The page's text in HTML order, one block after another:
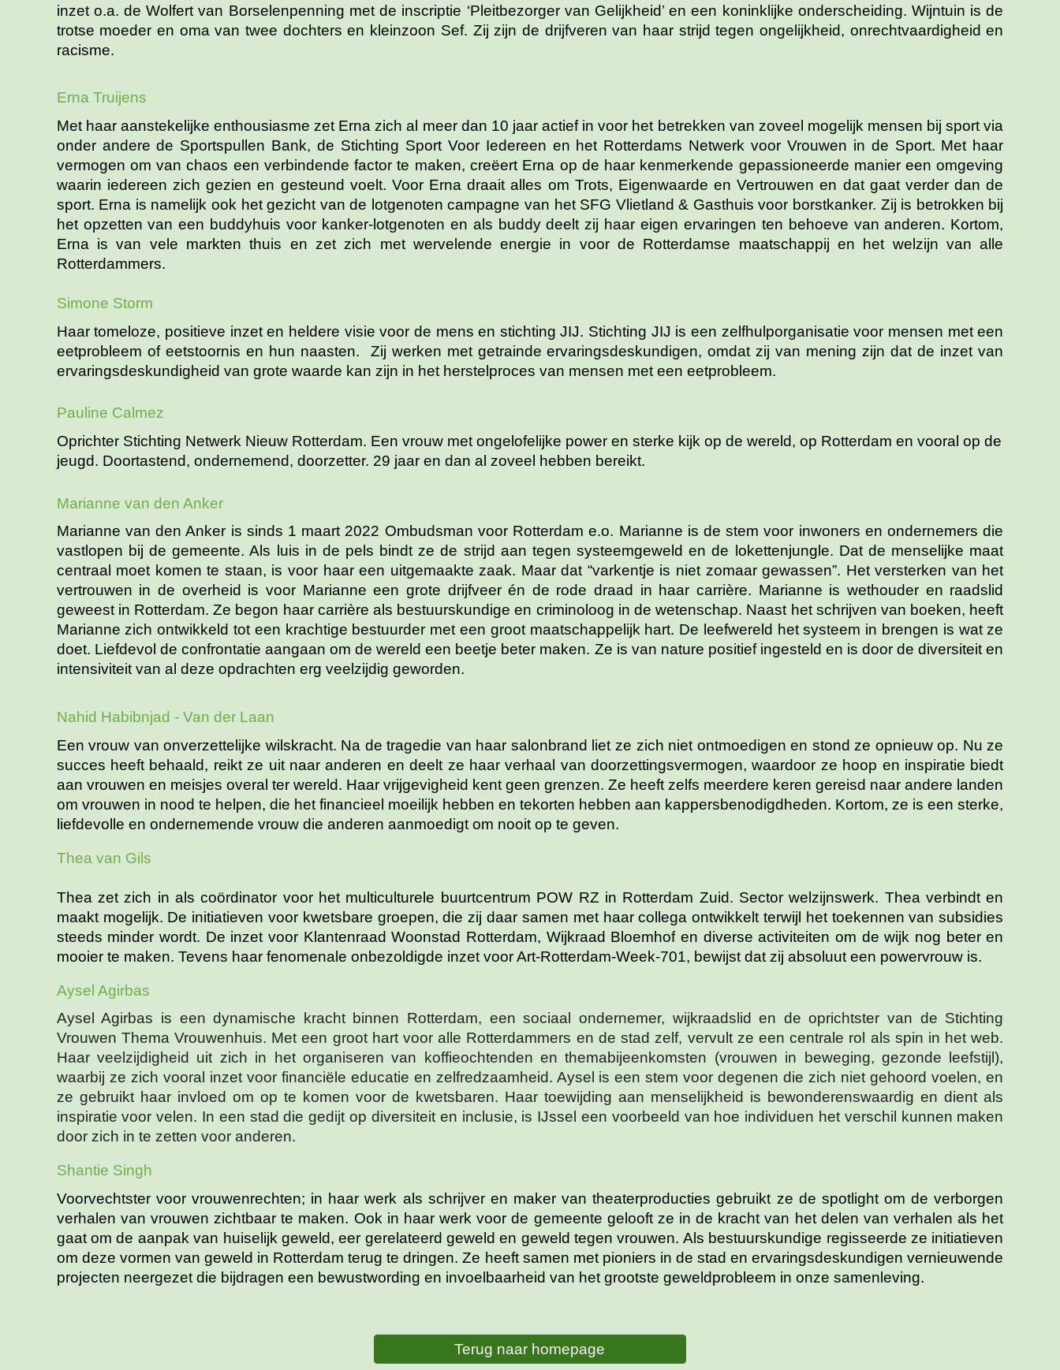
inzet o.a. de Wolfert van Borselenpenning met de inscriptie ‘Pleitbezorger van Gelijkheid’ en een koninklijke onderscheiding. Wijntuin is de
trotse moeder en oma van twee dochters en kleinzoon Sef. Zij zijn de drijfveren van haar strijd tegen ongelijkheid, onrechtvaardigheid en
racisme.
Erna Truijens
Met haar aanstekelijke enthousiasme zet Erna zich al meer dan 10 jaar actief in voor het betrekken van zoveel mogelijk mensen bij sport via
onder andere de Sportspullen Bank, de Stichting Sport Voor Iedereen en het Rotterdams Netwerk voor Vrouwen in de Sport. Met haar
vermogen om van chaos een verbindende factor te maken, creëert Erna op de haar kenmerkende gepassioneerde manier een omgeving
waarin iedereen zich gezien en gesteund voelt. Voor Erna draait alles om Trots, Eigenwaarde en Vertrouwen en dat gaat verder dan de
sport. Erna is namelijk ook het gezicht van de lotgenoten campagne van het SFG Vlietland & Gasthuis voor borstkanker. Zij is betrokken bij
het opzetten van een buddyhuis voor kanker-lotgenoten en als buddy deelt zij haar eigen ervaringen ten behoeve van anderen. Kortom,
Erna is van vele markten thuis en zet zich met wervelende energie in voor de Rotterdamse maatschappij en het welzijn van alle
Rotterdammers.
Simone Storm
Haar tomeloze, positieve inzet en heldere visie voor de mens en stichting JIJ. Stichting JIJ is een zelfhulporganisatie voor mensen met een
eetprobleem of eetstoornis en hun naasten. Zij werken met getrainde ervaringsdeskundigen, omdat zij van mening zijn dat de inzet van
ervaringsdeskundigheid van grote waarde kan zijn in het herstelproces van mensen met een eetprobleem.
Pauline Calmez
Oprichter Stichting Netwerk Nieuw Rotterdam. Een vrouw met ongelofelijke power en sterke kijk op de wereld, op Rotterdam en vooral op de
jeugd. Doortastend, ondernemend, doorzetter. 29 jaar en dan al zoveel hebben bereikt.
Marianne van den Anker
Marianne van den Anker is sinds 1 maart 2022 Ombudsman voor Rotterdam e.o. Marianne is de stem voor inwoners en ondernemers die
vastlopen bij de gemeente. Als luis in de pels bindt ze de strijd aan tegen systeemgeweld en de lokettenjungle. Dat de menselijke maat
centraal moet komen te staan, is voor haar een uitgemaakte zaak. Maar dat “varkentje is niet zomaar gewassen”. Het versterken van het
vertrouwen in de overheid is voor Marianne een grote drijfveer én de rode draad in haar carrière. Marianne is wethouder en raadslid
geweest in Rotterdam. Ze begon haar carrière als bestuurskundige en criminoloog in de wetenschap. Naast het schrijven van boeken, heeft
Marianne zich ontwikkeld tot een krachtige bestuurder met een groot maatschappelijk hart. De leefwereld het systeem in brengen is wat ze
doet. Liefdevol de confrontatie aangaan om de wereld een beetje beter maken. Ze is van nature positief ingesteld en is door de diversiteit en
intensiviteit van al deze opdrachten erg veelzijdig geworden.
Nahid Habibnjad - Van der Laan
Een vrouw van onverzettelijke wilskracht. Na de tragedie van haar salonbrand liet ze zich niet ontmoedigen en stond ze opnieuw op. Nu ze
succes heeft behaald, reikt ze uit naar anderen en deelt ze haar verhaal van doorzettingsvermogen, waardoor ze hoop en inspiratie biedt
aan vrouwen en meisjes overal ter wereld. Haar vrijgevigheid kent geen grenzen. Ze heeft zelfs meerdere keren gereisd naar andere landen
om vrouwen in nood te helpen, die het financieel moeilijk hebben en tekorten hebben aan kappersbenodigdheden. Kortom, ze is een sterke,
liefdevolle en ondernemende vrouw die anderen aanmoedigt om nooit op te geven.
Thea van Gils
Thea zet zich in als coördinator voor het multiculturele buurtcentrum POW RZ in Rotterdam Zuid. Sector welzijnswerk. Thea verbindt en
maakt mogelijk. De initiatieven voor kwetsbare groepen, die zij daar samen met haar collega ontwikkelt terwijl het toekennen van subsidies
steeds minder wordt. De inzet voor Klantenraad Woonstad Rotterdam, Wijkraad Bloemhof en diverse activiteiten om de wijk nog beter en
mooier te maken. Tevens haar fenomenale onbezoldigde inzet voor Art-Rotterdam-Week-701, bewijst dat zij absoluut een powervrouw is.
Aysel Agirbas
Aysel Agirbas is een dynamische kracht binnen Rotterdam, een sociaal ondernemer, wijkraadslid en de oprichtster van de Stichting
Vrouwen Thema Vrouwenhuis. Met een groot hart voor alle Rotterdammers en de stad zelf, vervult ze een centrale rol als spin in het web.
Haar veelzijdigheid uit zich in het organiseren van koffieochtenden en themabijeenkomsten (vrouwen in beweging, gezonde leefstijl),
waarbij ze zich vooral inzet voor financiële educatie en zelfredzaamheid. Aysel is een stem voor degenen die zich niet gehoord voelen, en
ze gebruikt haar invloed om op te komen voor de kwetsbaren. Haar toewijding aan menselijkheid is bewonderenswaardig en dient als
inspiratie voor velen. In een stad die gedijt op diversiteit en inclusie, is IJssel een voorbeeld van hoe individuen het verschil kunnen maken
door zich in te zetten voor anderen.
Shantie Singh
Voorvechtster voor vrouwenrechten; in haar werk als schrijver en maker van theaterproducties gebruikt ze de spotlight om de verborgen
verhalen van vrouwen zichtbaar te maken. Ook in haar werk voor de gemeente gelooft ze in de kracht van het delen van verhalen als het
gaat om de aanpak van huiselijk geweld, eer gerelateerd geweld en geweld tegen vrouwen. Als bestuurskundige regisseerde ze initiatieven
om deze vormen van geweld in Rotterdam terug te dringen. Ze heeft samen met pioniers in de stad en ervaringsdeskundigen vernieuwende
projecten neergezet die bijdragen een bewustwording en invoelbaarheid van het grootste geweldprobleem in onze samenleving.
Terug naar homepage